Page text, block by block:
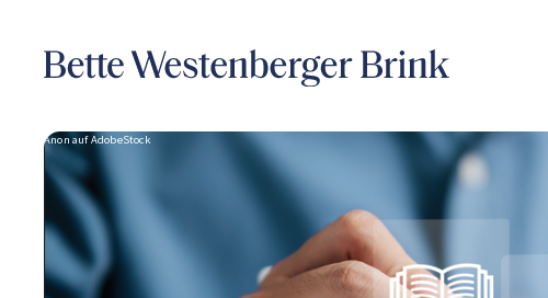
Anon auf AdobeStock